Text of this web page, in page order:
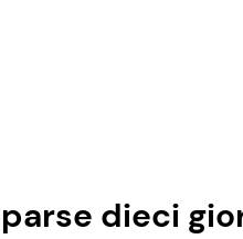
dieci